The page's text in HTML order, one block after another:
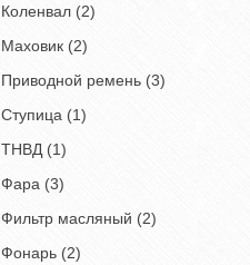
Коленвал (2)
Маховик (2)
Приводной ремень (3)
Ступица (1)
ТНВД (1)
Фара (3)
Фильтр масляный (2)
Фонарь (2)